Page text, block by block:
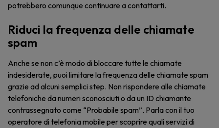
potrebbero comunque continuare a contattarti.
Riduci la frequenza delle chiamate
spam
Anche se non c’è modo di bloccare tutte le chiamate
indesiderate, puoi limitare la frequenza delle chiamate spam
grazie ad alcuni semplici step. Non rispondere alle chiamate
telefoniche da numeri sconosciuti o da un ID chiamante
contrassegnato come “Probabile spam”. Parla con il tuo
operatore di telefonia mobile per scoprire quali servizi di